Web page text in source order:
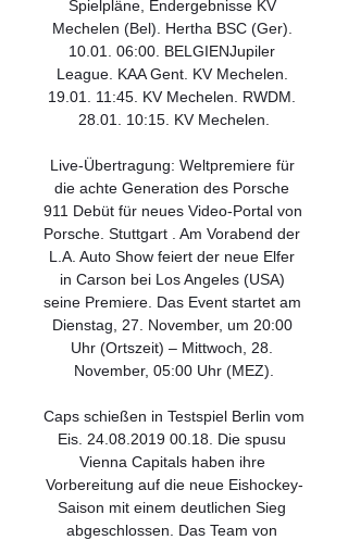
Spielpläne, Endergebnisse KV
Mechelen (Bel). Hertha BSC (Ger).
10.01. 06:00. BELGIENJupiler
League. KAA Gent. KV Mechelen.
19.01. 11:45. KV Mechelen. RWDM.
28.01. 10:15. KV Mechelen.
Live-Übertragung: Weltpremiere für
die achte Generation des Porsche
911 Debüt für neues Video-Portal von
Porsche. Stuttgart . Am Vorabend der
L.A. Auto Show feiert der neue Elfer
in Carson bei Los Angeles (USA)
seine Premiere. Das Event startet am
Dienstag, 27. November, um 20:00
Uhr (Ortszeit) – Mittwoch, 28.
November, 05:00 Uhr (MEZ).
Caps schießen in Testspiel Berlin vom
Eis. 24.08.2019 00.18. Die spusu
Vienna Capitals haben ihre
Vorbereitung auf die neue Eishockey-
Saison mit einem deutlichen Sieg
abgeschlossen. Das Team von